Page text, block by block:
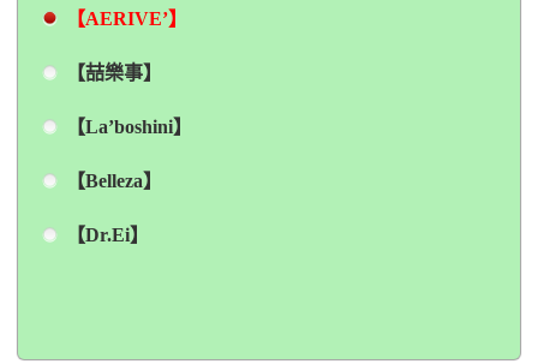
【AERIVE’】
【喆樂事】
【La’boshini】
【Belleza】
【Dr.Ei】